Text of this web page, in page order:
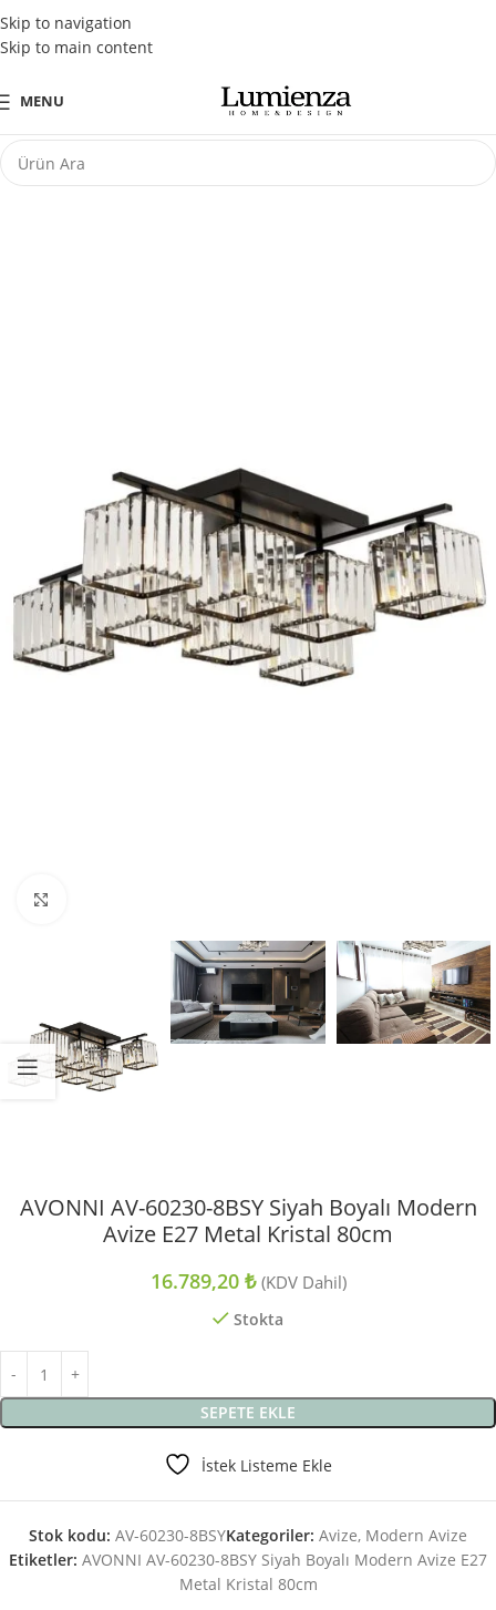
Skip to navigation
Skip to main content
Tüm Kredi Kartlarına Peşin Fiyatına 3 Taksit Fırsatı
MENU
AVONNI AV-60230-8BSY Siyah Boyalı Modern
Avize E27 Metal Kristal 80cm
16.789,20 ₺ (KDV Dahil)
Stokta
SEPETE EKLE
İstek Listeme Ekle
Stok kodu: AV-60230-8BSYKategoriler: Avize, Modern Avize
Etiketler: AVONNI AV-60230-8BSY Siyah Boyalı Modern Avize E27
Metal Kristal 80cm